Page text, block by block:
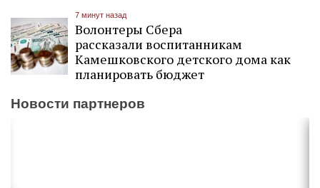
7 минут назад
Волонтеры Сбера
рассказали воспитанникам
Камешковского детского дома как
планировать бюджет
Новости партнеров